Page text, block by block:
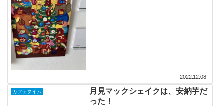
2022.12.08
カフェタイム
月見マックシェイクは、安納芋だ
った！